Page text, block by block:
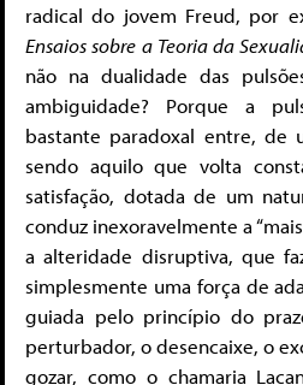
radical do jovem Freud, por
Ensaios sobre a Teoria da
não na dualidade das
ambiguidade? Porque a
bastante paradoxal entre, de
sendo aquilo que volta
satisfação, dotada de um
conduz inexoravelmente a
a alteridade disruptiva, que
simplesmente uma força de
guiada pelo princípio do
perturbador, o desencaixe, o
gozar, como o chamaria